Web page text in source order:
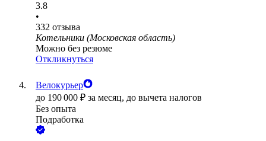
3.8
•
332 отзыва
Котельники (Московская область)
Можно без резюме
Откликнуться
Велокурьер
до 190 000 ₽ за месяц, до вычета налогов
Без опыта
Подработка